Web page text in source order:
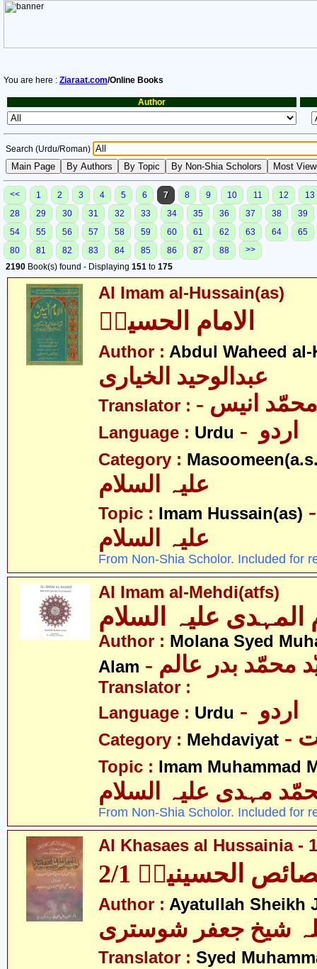
You are here : Ziaraat.com/Online Books
Author
Search (Urdu/Roman)
<< 1 2 3 4 5 6 7 8 9 10 11 12
13
28
29 30 31 32 33 34 35 36 37 38
39
54
55 56 57 58 59 60 61 62 63 64
65
80
81 82 83 84 85 86 87 88
>>
2190 Book(s) found - Displaying 151 to 175
Al Imam al-Hussain(as)
الامام الحسینؑ
Author : Abdul Waheed
عبدالوحید الخیاری
Translator : محمّد انیس
Language : Urdu
Category :
Topic : Imam Hussain(as)
علیہ السلام
From Non-Shia Scholor. Included for
Al Imam al-Mehdi(atfs)
المہدی علیہ السلام
Author : Molana Syed
Alam
محمّد بدر عالم
Translator :
Language : Urdu
Category : Mehdaviyat
Topic : Imam Muhammad
مہدی علیہ السلام
From Non-Shia Scholor. Included for
Al Khasaes al Hussainia -
الحسینیہؑ 2/1
Author : Ayatullah Sheikh
شیخ جعفر شوستری
Translator : Syed